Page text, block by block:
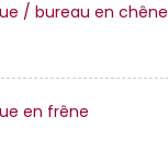
/ bureau en chêne
en frêne